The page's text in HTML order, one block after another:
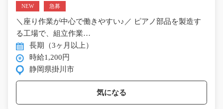
NEW 急募
＼座り作業が中心で働きやすい♪／ ピアノ部品を製造す
る工場で、組立作業…
長期（3ヶ月以上）
時給1,200円
静岡県掛川市
気になる